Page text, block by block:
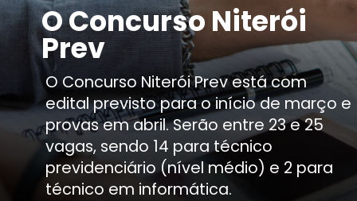
O Concurso Niterói Prev está com
edital previsto para o início de março e
provas em abril. Serão entre 23 e 25
vagas, sendo 14 para técnico
previdenciário (nível médio) e 2 para
técnico em informática.
OConcurso Niterói
Prev